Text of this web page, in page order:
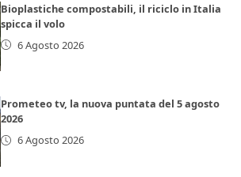
Bioplastiche compostabili, il riciclo in Italia
spicca il volo
6 Agosto 2026
Prometeo tv, la nuova puntata del 5 agosto
2026
6 Agosto 2026